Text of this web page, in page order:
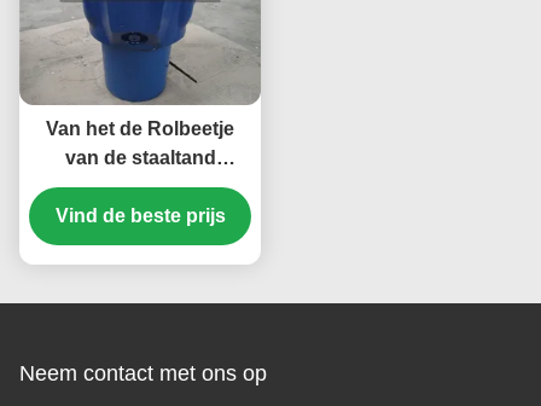
Van het de Rolbeetje
van de staaltand
Tricone Beetjes van de
het Carbideboor/Rots
voor Harde Vorming
Vind de beste prijs
Neem contact met ons op